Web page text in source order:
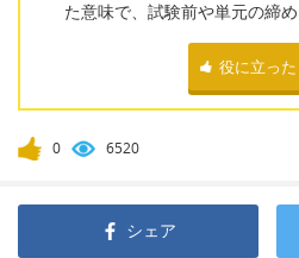
た意味で、試験前や単元の締め
役に立った
0 6520
シェア